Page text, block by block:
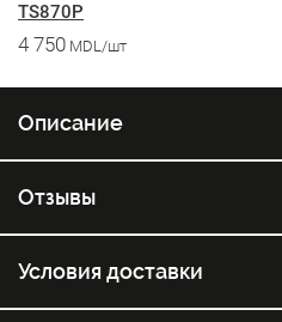
TS870P
4 750 MDL/шт
Описание
Отзывы
Условия доставки